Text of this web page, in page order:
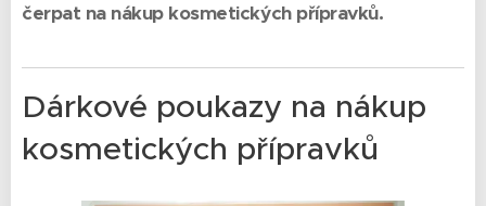
čerpat na nákup kosmetických přípravků.
Dárkové poukazy na nákup
kosmetických přípravků